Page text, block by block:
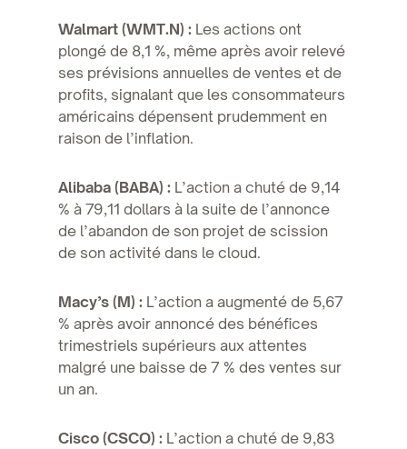
Walmart (WMT.N) : Les actions ont
plongé de 8,1 %, même après avoir relevé
ses prévisions annuelles de ventes et de
profits, signalant que les consommateurs
américains dépensent prudemment en
raison de l’inflation.
Alibaba (BABA) : L’action a chuté de 9,14
% à 79,11 dollars à la suite de l’annonce
de l’abandon de son projet de scission
de son activité dans le cloud.
Macy’s (M) : L’action a augmenté de 5,67
% après avoir annoncé des bénéfices
trimestriels supérieurs aux attentes
malgré une baisse de 7 % des ventes sur
un an.
Cisco (CSCO) : L’action a chuté de 9,83